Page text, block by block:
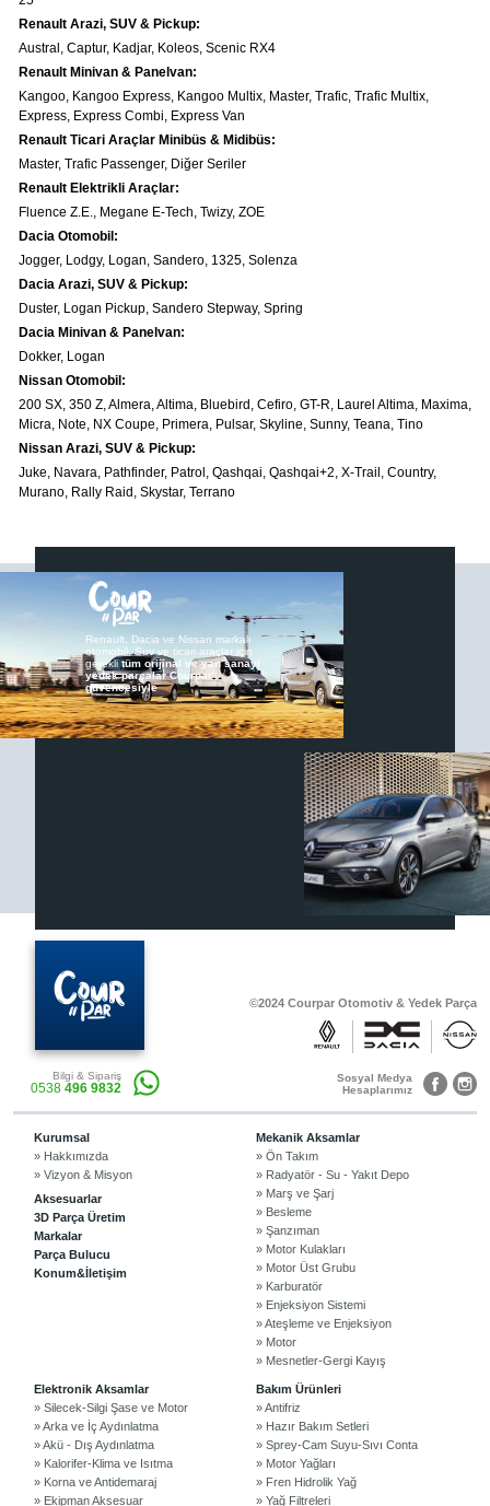
Otomobil, Suv, arazi ve ticari araçlar için
gerekli sarf malzemeler Courpar’da
Araçlarınız için bulunamayan parçaları
3D baskı teknolojisiyle üretiyor,
müşterilerimize çözüm sunuyoruz.
©2024 Courpar Otomotiv & Yedek Parça
Renault Arazi, SUV & Pickup:
Austral, Captur, Kadjar, Koleos, Scenic RX4
Renault Minivan & Panelvan:
Kangoo, Kangoo Express, Kangoo Multix, Master, Trafic, Trafic Multix,
Express, Express Combi, Express Van
Renault Ticari Araçlar Minibüs & Midibüs:
Master, Trafic Passenger, Diğer Seriler
Renault Elektrikli Araçlar:
Fluence Z.E., Megane E-Tech, Twizy, ZOE
Dacia Otomobil:
Jogger, Lodgy, Logan, Sandero, 1325, Solenza
Dacia Arazi, SUV & Pickup:
Duster, Logan Pickup, Sandero Stepway, Spring
Dacia Minivan & Panelvan:
Dokker, Logan
Nissan Otomobil:
200 SX, 350 Z, Almera, Altima, Bluebird, Cefiro, GT-R, Laurel Altima, Maxima,
Micra, Note, NX Coupe, Primera, Pulsar, Skyline, Sunny, Teana, Tino
Nissan Arazi, SUV & Pickup:
Juke, Navara, Pathfinder, Patrol, Qashqai, Qashqai+2, X-Trail, Country,
Murano, Rally Raid, Skystar, Terrano
Renault, Dacia ve Nissan markalı
otomobil, Suv ve ticari araçlar için
gereklitüm orijinal ve yan sanayi
yedek parçalar Courpar
güvencesiyle
©2024 Courpar Otomotiv & Yedek Parça
Bilgi & Sipariş
0538 496 9832
Sosyal Medya
Hesaplarımız
Kurumsal
» Hakkımızda
» Vizyon & Misyon
Aksesuarlar
3D Parça Üretim
Markalar
Parça Bulucu
Konum&İletişim
Mekanik Aksamlar
» Ön Takım
» Radyatör - Su - Yakıt Depo
» Marş ve Şarj
» Besleme
» Şanzıman
» Motor Kulakları
» Motor Üst Grubu
» Karburatör
» Enjeksiyon Sistemi
» Ateşleme ve Enjeksiyon
» Motor
» Mesnetler-Gergi Kayış
Elektronik Aksamlar
» Silecek-Silgi Şase ve Motor
» Arka ve İç Aydınlatma
» Akü - Dış Aydınlatma
» Kalorifer-Klima ve Isıtma
» Korna ve Antidemaraj
» Ekipman Aksesuar
Bakım Ürünleri
» Antifriz
» Hazır Bakım Setleri
» Sprey-Cam Suyu-Sıvı Conta
» Motor Yağları
» Fren Hidrolik Yağ
» Yağ Filtreleri